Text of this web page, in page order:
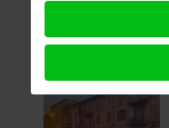
ON 03-08-